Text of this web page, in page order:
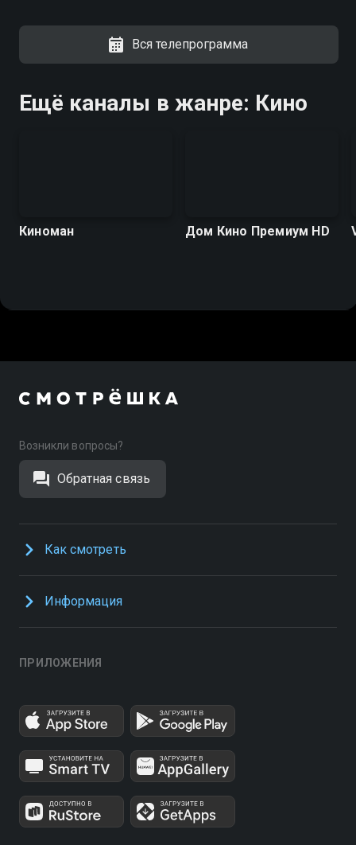
Вся телепрограмма
Ещё каналы в жанре: Кино
Киноман Дом Кино Премиум HD
Возникли вопросы?
Обратная связь
Как смотреть
Информация
ПРИЛОЖЕНИЯ